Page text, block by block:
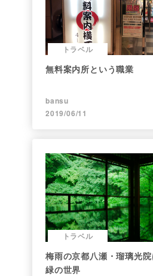
トラベル
無料案内所という職業
bansu
2019/06/11
トラベル
梅雨の京都八瀬・瑠璃光
緑の世界